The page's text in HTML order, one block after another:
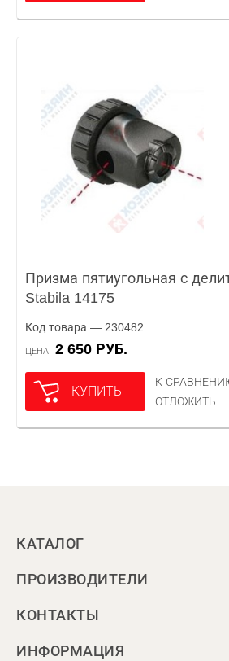
Призма пятиугольная с
Stabila 14175
Код товара — 230482
ЦЕНА 2 650 РУБ.
КУПИТЬ
К
ОТЛОЖИТЬ
КАТАЛОГ
ПРОИЗВОДИТЕЛИ
КОНТАКТЫ
ИНФОРМАЦИЯ